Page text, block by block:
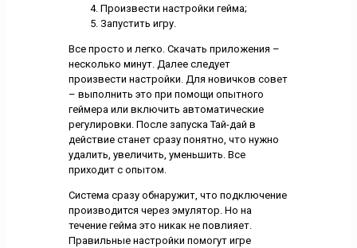
Произвести настройки гейма;
Запустить игру.
Все просто и легко. Скачать приложения –
несколько минут. Далее следует
произвести настройки. Для новичков совет
– выполнить это при помощи опытного
геймера или включить автоматические
регулировки. После запуска Тай-дай в
действие станет сразу понятно, что нужно
удалить, увеличить, уменьшить. Все
приходит с опытом.
Система сразу обнаружит, что подключение
производится через эмулятор. Но на
течение гейма это никак не повлияет.
Правильные настройки помогут игре